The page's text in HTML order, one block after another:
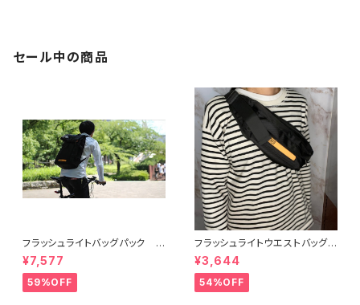
セール中の商品
フラッシュライトバッグパック
【WE ROCKER】
¥7,577
59%OFF
フラッシュライトウエストバッグ
【WE ROCKER】
¥3,644
54%OFF